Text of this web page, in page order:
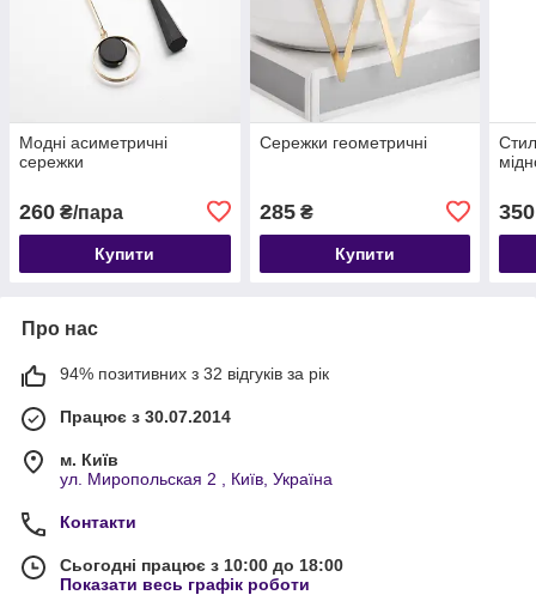
Модні асиметричні
сережки
260 ₴/пара
Купити
Сережки геометричні
285₴
Купити
350
Про нас
94% позитивних з 32 відгуків за рік
Працює з 30.07.2014
м. Київ
ул. Миропольская 2 , Київ, Україна
Контакти
Сьогодні працює з 10:00 до 18:00
Показати весь графік роботи